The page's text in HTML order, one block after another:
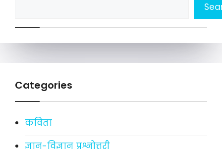
Categories
कविता
ज्ञान-विज्ञान प्रश्नोत्तरी